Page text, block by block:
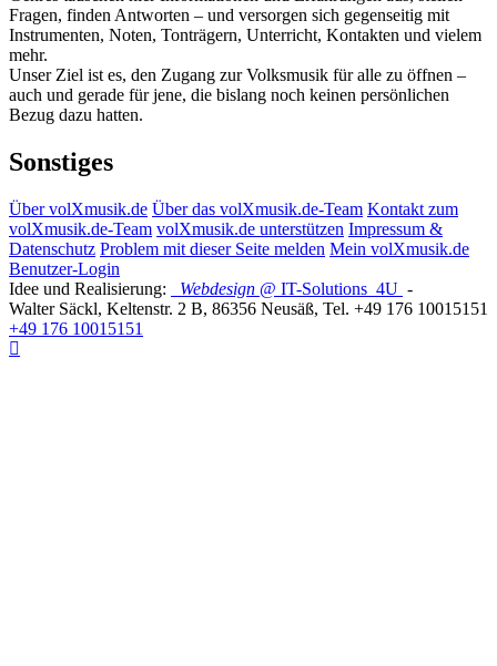
Fragen, finden Antworten – und versorgen sich gegenseitig mit
Instrumenten, Noten, Tonträgern, Unterricht, Kontakten und vielem
mehr.
Unser Ziel ist es, den Zugang zur Volksmusik für alle zu öffnen –
auch und gerade für jene, die bislang noch keinen persönlichen
Bezug dazu hatten.
Sonstiges
Über volXmusik.de Über das volXmusik.de-Team Kontakt zum
volXmusik.de-Team volXmusik.de unterstützen Impressum &
Datenschutz Problem mit dieser Seite melden Mein volXmusik.de
Benutzer-Login
Idee und Realisierung:
Webdesign @ IT-Solutions 4U -
Walter Säckl, Keltenstr. 2 B, 86356 Neusäß, Tel. +49 176 10015151
+49 176 10015151